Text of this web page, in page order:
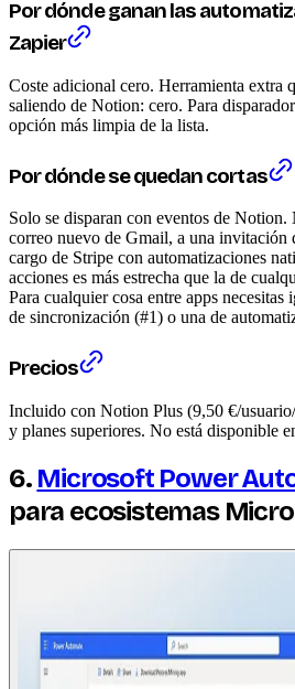
Por dónde ganan las
Zapier
Coste adicional cero. Herramienta extra
saliendo de Notion: cero. Para
opción más limpia de la lista.
Por dónde se quedan cortas
Solo se disparan con eventos de Notion.
correo nuevo de Gmail, a una invitación
cargo de Stripe con automatizaciones
acciones es más estrecha que la de
Para cualquier cosa entre apps necesitas
de sincronización (#1) o una de
Precios
Incluido con Notion Plus (9,50 €/
y planes superiores. No está disponible
6. Microsoft Power
para ecosistemas